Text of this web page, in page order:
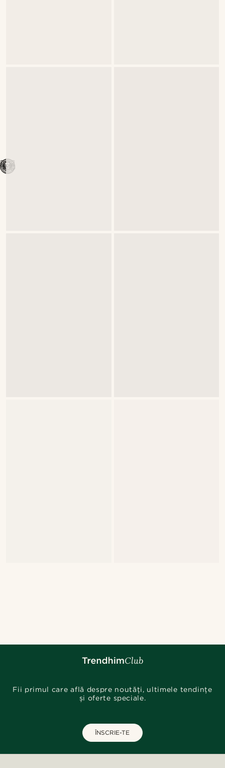
Fii primul care află despre noutăți, ultimele tendințe
și oferte speciale.
ÎNSCRIE-TE